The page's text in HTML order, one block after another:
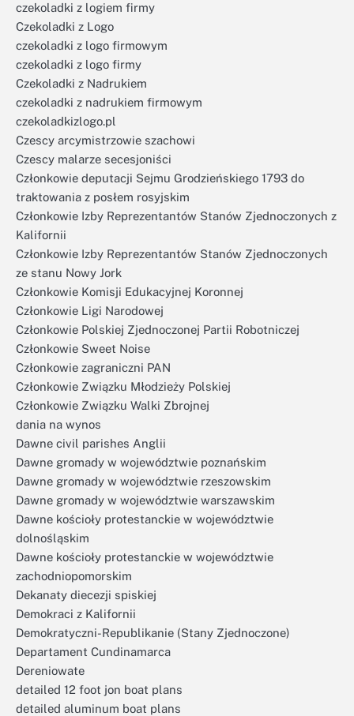
czekoladki z logiem firmy
Czekoladki z Logo
czekoladki z logo firmowym
czekoladki z logo firmy
Czekoladki z Nadrukiem
czekoladki z nadrukiem firmowym
czekoladkizlogo.pl
Czescy arcymistrzowie szachowi
Czescy malarze secesjoniści
Członkowie deputacji Sejmu Grodzieńskiego 1793 do
traktowania z posłem rosyjskim
Członkowie Izby Reprezentantów Stanów Zjednoczonych z
Kalifornii
Członkowie Izby Reprezentantów Stanów Zjednoczonych
ze stanu Nowy Jork
Członkowie Komisji Edukacyjnej Koronnej
Członkowie Ligi Narodowej
Członkowie Polskiej Zjednoczonej Partii Robotniczej
Członkowie Sweet Noise
Członkowie zagraniczni PAN
Członkowie Związku Młodzieży Polskiej
Członkowie Związku Walki Zbrojnej
dania na wynos
Dawne civil parishes Anglii
Dawne gromady w województwie poznańskim
Dawne gromady w województwie rzeszowskim
Dawne gromady w województwie warszawskim
Dawne kościoły protestanckie w województwie
dolnośląskim
Dawne kościoły protestanckie w województwie
zachodniopomorskim
Dekanaty diecezji spiskiej
Demokraci z Kalifornii
Demokratyczni-Republikanie (Stany Zjednoczone)
Departament Cundinamarca
Dereniowate
detailed 12 foot jon boat plans
detailed aluminum boat plans